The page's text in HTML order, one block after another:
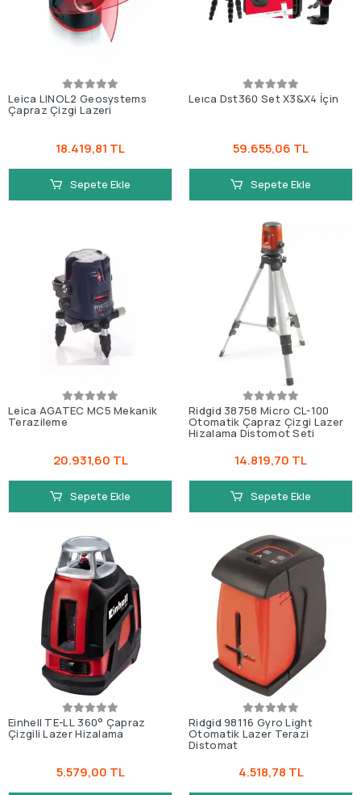
Leica LINOL2 Geosystems
Çapraz Çizgi Lazeri
18.419,81 TL
Sepete Ekle
Leıca Dst360 Set X3&X4 İçin
59.655,06 TL
Sepete Ekle
Leica AGATEC MC5 Mekanik
Terazileme
20.931,60 TL
Sepete Ekle
Ridgid 38758 Micro CL-100
Otomatik Çapraz Çizgi Lazer
Hizalama Distomot Seti
14.819,70 TL
Sepete Ekle
Einhell TE-LL 360° Çapraz
Çizgili Lazer Hizalama
5.579,00 TL
Ridgid 98116 Gyro Light
Otomatik Lazer Terazi
Distomat
4.518,78 TL